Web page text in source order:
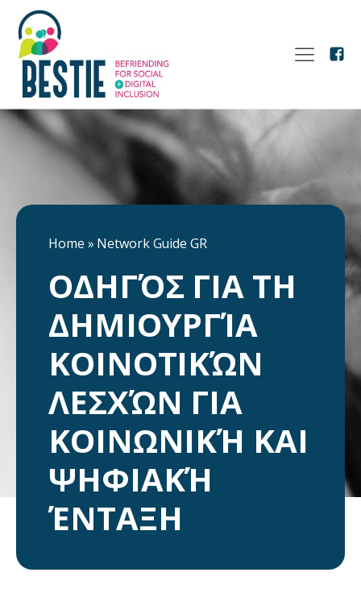
Home » Network Guide GR
ΟΔΗΓΌΣ ΓΙΑ ΤΗ
ΔΗΜΙΟΥΡΓΊΑ
ΚΟΙΝΟΤΙΚΏΝ
ΛΕΣΧΏΝ ΓΙΑ
ΚΟΙΝΩΝΙΚΉ ΚΑΙ
ΨΗΦΙΑΚΉ
ΈΝΤΑΞΗ